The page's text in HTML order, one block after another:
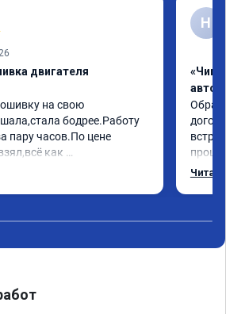
двигателя
на свою
бодрее.Работу
пару часов.По цене
как
работы
рекомендую
специалиста!
Н
«Чип
Арман